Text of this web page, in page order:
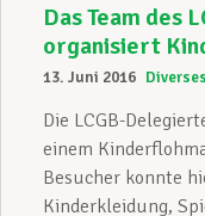
Das Team des
organisiert
13. Juni 2016 Diverses
Die LCGB-
einem
Besucher konnte
Kinderkleidung,